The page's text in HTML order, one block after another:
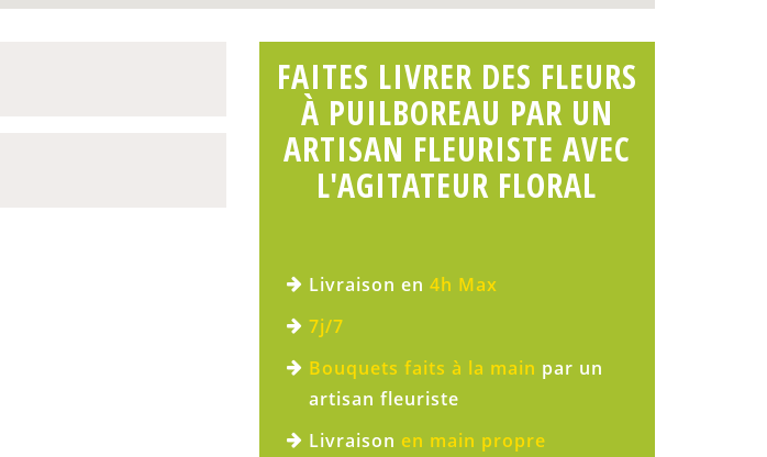
FAITES LIVRER DES FLEURS
À PUILBOREAU PAR UN
ARTISAN FLEURISTE AVEC
L'AGITATEUR FLORAL
Livraison en 4h Max
7j/7
Bouquets faits à la main par un
artisan fleuriste
Livraison en main propre